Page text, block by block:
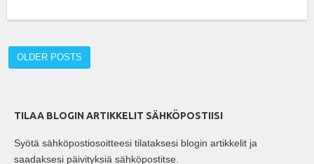
OLDER POSTS
TILAA BLOGIN ARTIKKELIT SÄHKÖPOSTIISI
Syötä sähköpostiosoitteesi tilataksesi blogin artikkelit ja
saadaksesi päivityksiä sähköpostitse.